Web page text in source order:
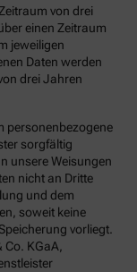
von drei
einen Zeitraum
jeweiligen
Daten werden
drei Jahren
personenbezogene
sorgfältig
unsere Weisungen
nicht an Dritte
und dem
soweit keine
vorliegt.
Co. KGaA,